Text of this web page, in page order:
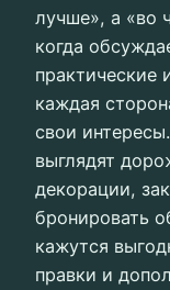
лучше», а «во
когда
практические
каждая
свои
выглядят
декорации,
бронировать
кажутся
правки и